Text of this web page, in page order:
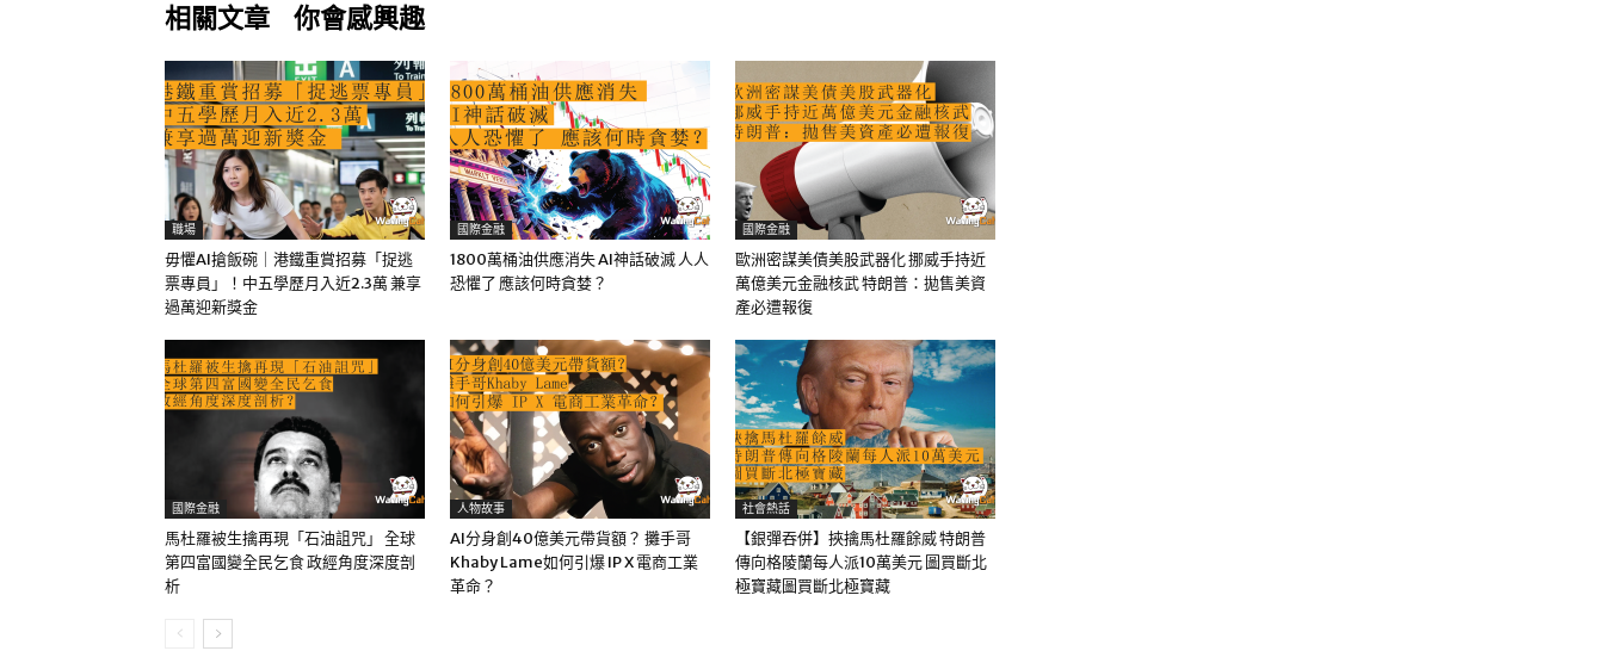
相關文章 你會感興趣
職場
毋懼AI搶飯碗｜港鐵重賞招募「捉逃
票專員」！中五學歷月入近2.3萬 兼享
過萬迎新獎金
國際金融
1800萬桶油供應消失 AI神話破滅 人人
恐懼了 應該何時貪婪？
國際金融
歐洲密謀美債美股武器化 挪威手持近
萬億美元金融核武 特朗普：拋售美資
產必遭報復
國際金融
馬杜羅被生擒再現「石油詛咒」 全球
第四富國變全民乞食 政經角度深度剖
析
人物故事
AI分身創40億美元帶貨額？ 攤手哥
Khaby Lame如何引爆 IP X 電商工業
革命？
社會熱話
【銀彈吞併】挾擒馬杜羅餘威 特朗普
傳向格陵蘭每人派10萬美元 圖買斷北
極寶藏圖買斷北極寶藏